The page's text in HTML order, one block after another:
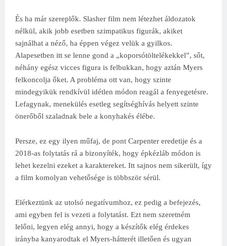
És ha már szereplők. Slasher film nem létezhet áldozatok
nélkül, akik jobb esetben szimpatikus figurák, akiket
sajnálhat a néző, ha éppen végez velük a gyilkos.
Alapesetben itt se lenne gond a „koporsótöltelékekkel”, sőt,
néhány egész vicces figura is felbukkan, hogy aztán Myers
felkoncolja őket. A probléma ott van, hogy szinte
mindegyikük rendkívül idétlen módon reagál a fenyegetésre.
Lefagynak, menekülés esetleg segítséghívás helyett szinte
önerőből szaladnak bele a konyhakés élébe.
Persze, ez egy ilyen műfaj, de pont Carpenter eredetije és a
2018-as folytatás rá a bizonyíték, hogy épkézláb módon is
lehet kezelni ezeket a karaktereket. Itt sajnos nem sikerült, így
a film komolyan vehetősége is többször sérül.
Elérkeztünk az utolsó negatívumhoz, ez pedig a befejezés,
ami egyben fel is vezeti a folytatást. Ezt nem szeretném
lelőni, legyen elég annyi, hogy a készítők elég érdekes
irányba kanyarodtak el Myers-hátterét illetően és ugyan